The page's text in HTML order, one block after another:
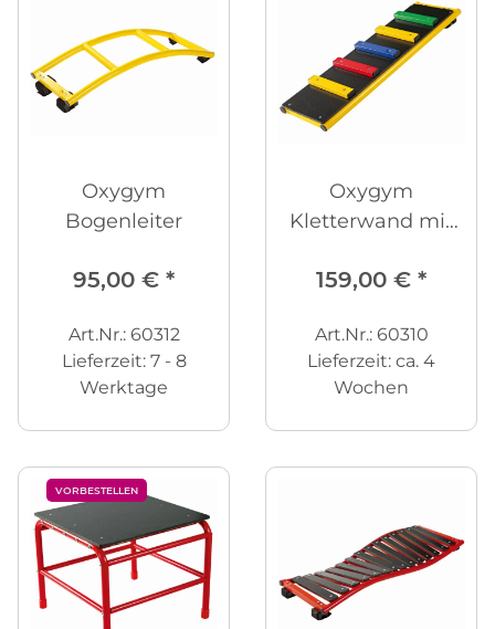
Oxygym
Bogenleiter
95,00 € *
Art.Nr.: 60312
Lieferzeit: 7 - 8
Werktage
Oxygym
Kletterwand mit
159,00 € *
Art.Nr.: 60310
Lieferzeit: ca. 4
Wochen
VORBESTELLEN